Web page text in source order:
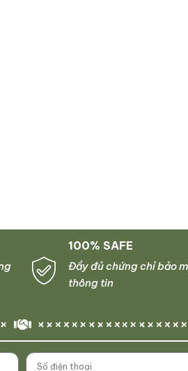
100% SAFE
Đầy đủ chứng chỉ bảo
thông tin